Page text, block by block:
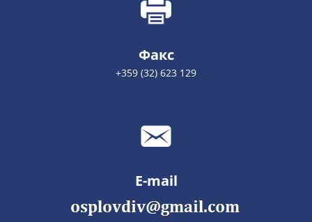
Факс
+359 (32) 623 129
E-mail